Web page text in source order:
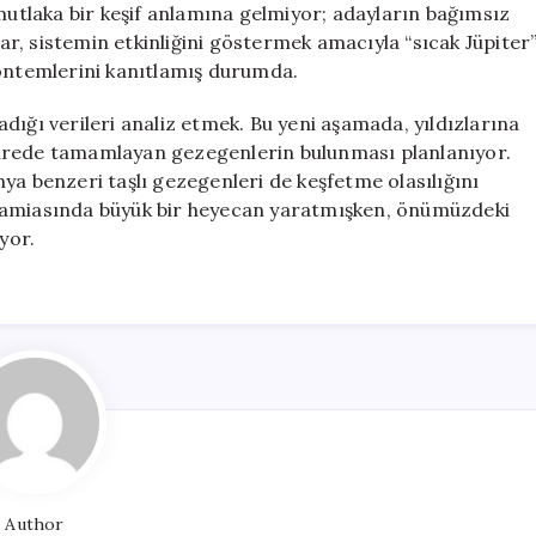
bir keşif anlamına gelmiyor; adayların bağımsız
sistemin etkinliğini göstermek amacıyla “sıcak
kanıtlamış durumda.
verileri analiz etmek. Bu yeni aşamada, yıldızlarına
tamamlayan gezegenlerin bulunması planlanıyor.
benzeri taşlı gezegenleri de keşfetme olasılığını
büyük bir heyecan yaratmışken, önümüzdeki
Author